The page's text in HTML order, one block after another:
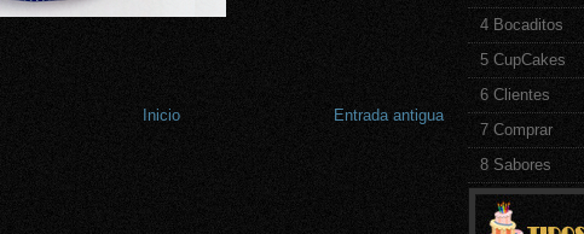
Entrada antigua
Inicio
4 Bocaditos
5 CupCakes
6 Clientes
7 Comprar
8 Sabores